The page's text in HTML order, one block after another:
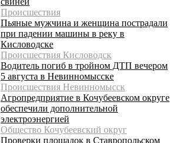
Происшествия
Пьяные мужчина и женщина пострадали
при падении машины в реку в
Кисловодске
Происшествия Кисловодск
Водитель погиб в тройном ДТП вечером
5 августа в Невинномысске
Происшествия Невинномысск
Агропредприятие в Кочубеевском округе
обеспечили дополнительной
электроэнергией
Общество Кочубеевский округ
Проверки площадок в Ставропольском